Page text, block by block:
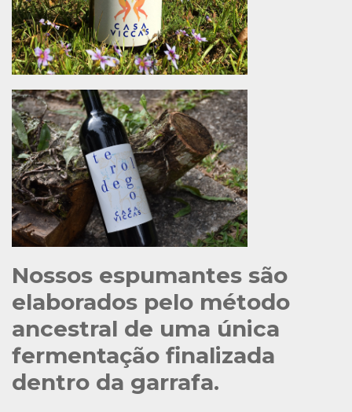
Nossos espumantes são
elaborados pelo método
ancestral de uma única
fermentação finalizada
dentro da garrafa.